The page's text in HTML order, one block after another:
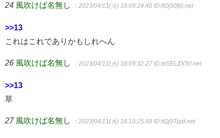
24 風吹けば名無し ：2023/04/11(火) 18:09:24.40 ID:lfOj50fj0.net
>>13
これはこれでありかもしれへん
26 風吹けば名無し ：2023/04/11(火) 18:09:32.27 ID:ieSELZX50.net
>>13
草
27 風吹けば名無し ：2023/04/11(火) 18:10:25.68 ID:ltQj9Tpjd.net